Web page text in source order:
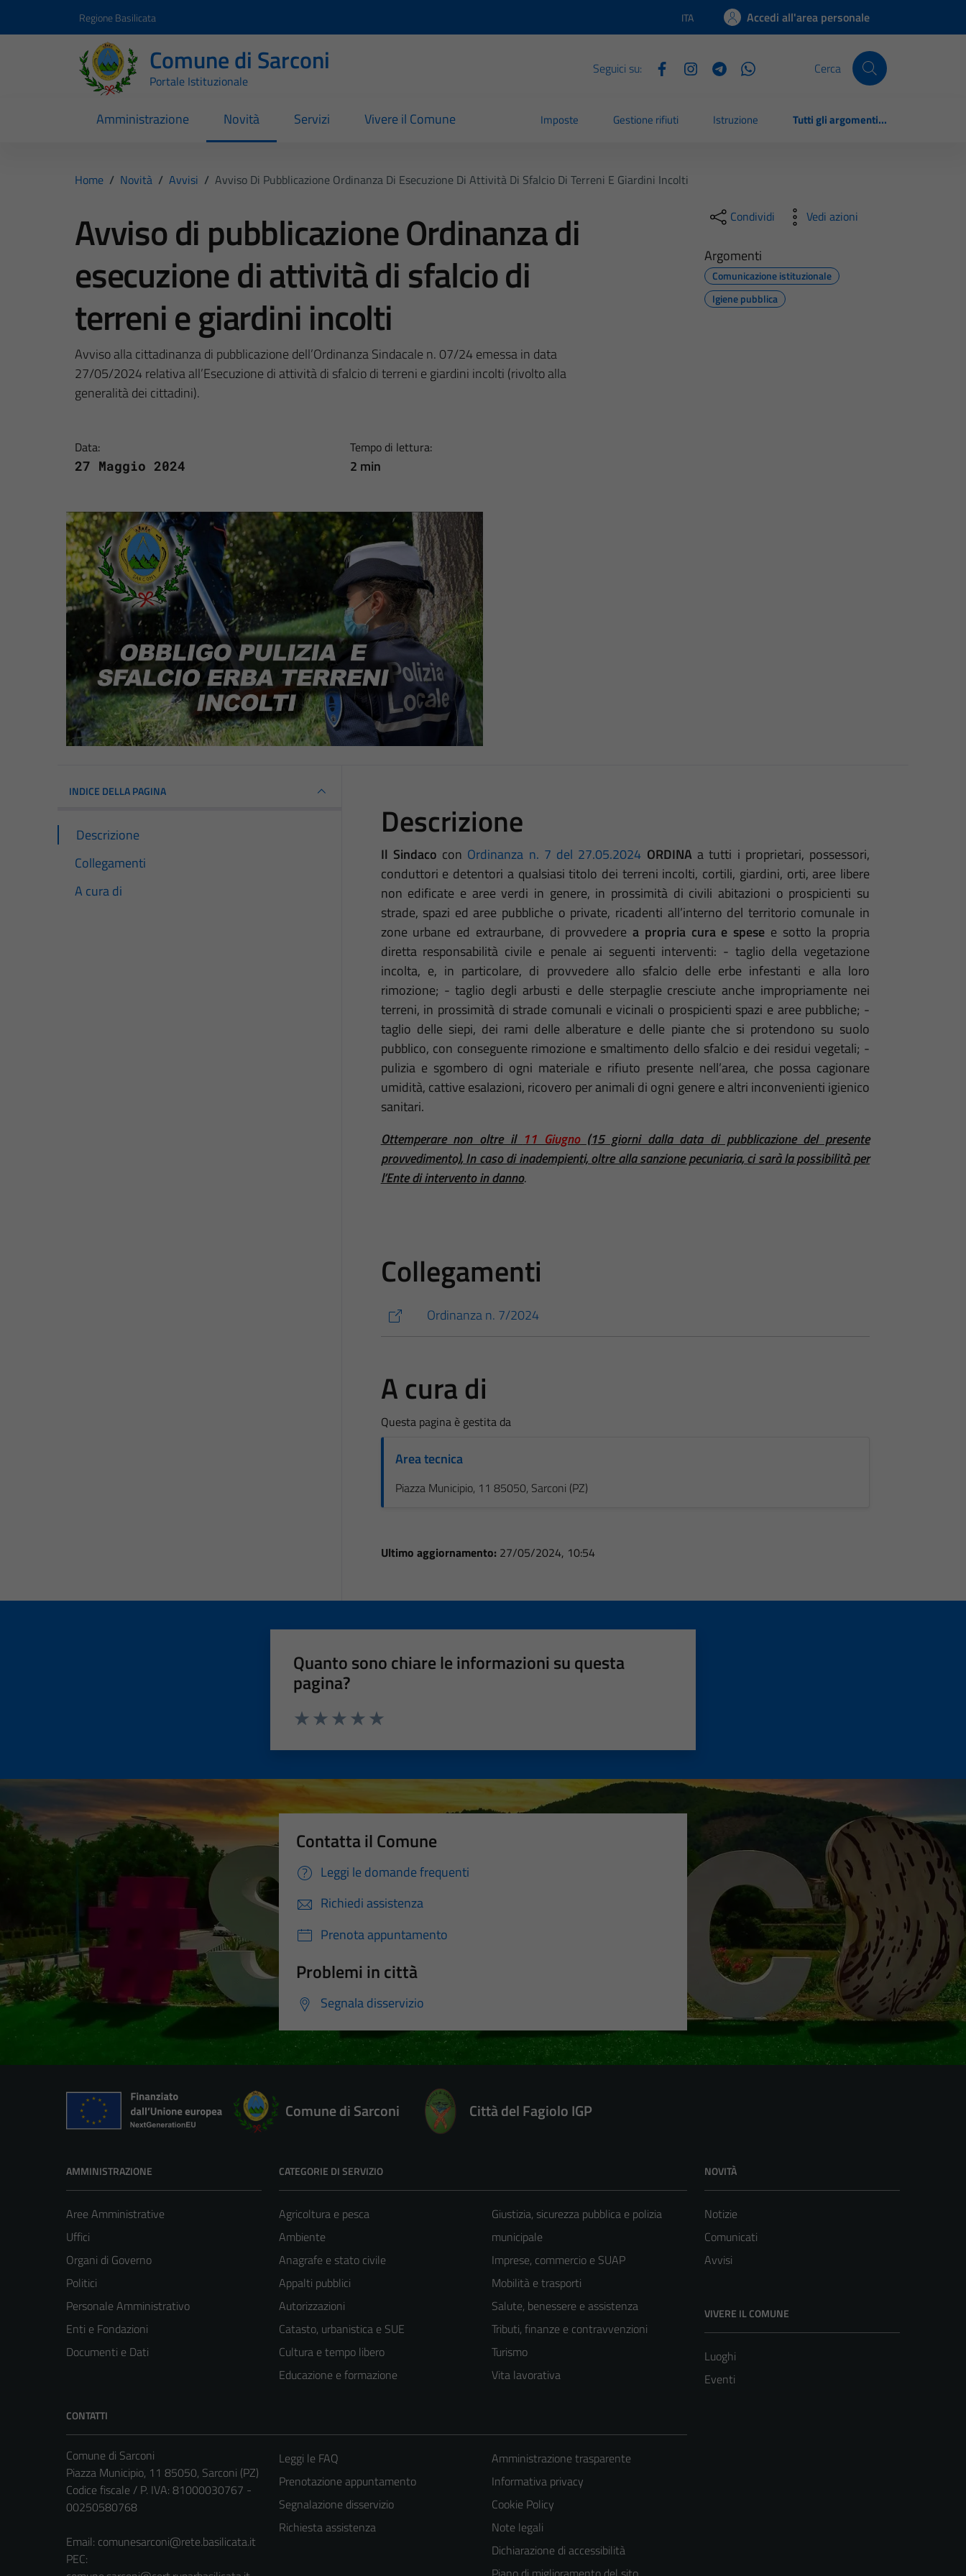
Regione Basilicata Lingua attiva:
ITA Accedi all'area personale
Comune di Sarconi
Portale Istituzionale
Seguici su: Cerca
Amministrazione Novità Servizi Vivere il Comune Imposte Gestione rifiuti Istruzione Tutti gli argomenti...
Home / Novità / Avvisi / Avviso Di Pubblicazione Ordinanza Di Esecuzione Di Attività Di Sfalcio Di Terreni E Giardini Incolti
Avviso di pubblicazione Ordinanza di
esecuzione di attività di sfalcio di
terreni e giardini incolti
Avviso alla cittadinanza di pubblicazione dell’Ordinanza Sindacale n. 07/24 emessa in data
27/05/2024 relativa all’Esecuzione di attività di sfalcio di terreni e giardini incolti (rivolto alla
generalità dei cittadini).
Data:
27 Maggio 2024
Tempo di lettura:
2 min
Condividi Vedi azioni
Argomenti
Comunicazione istituzionale
Igiene pubblica
INDICE DELLA PAGINA
Descrizione
Collegamenti
A cura di
Descrizione
Il Sindaco con Ordinanza n. 7 del 27.05.2024 ORDINAa tutti i proprietari, possessori,
conduttori e detentori a qualsiasi titolo dei terreni incolti, cortili, giardini, orti, aree libere
non edificate e aree verdi in genere, in prossimità di civili abitazioni o prospicienti su
strade, spazi ed aree pubbliche o private, ricadenti all’interno del territorio comunale in
zone urbane ed extraurbane, di provvederea propria cura e spese e sotto la propria
diretta responsabilità civile e penale ai seguenti interventi: - taglio della vegetazione
incolta, e, in particolare, di provvedere allo sfalcio delle erbe infestanti e alla loro
rimozione; - taglio degli arbusti e delle sterpaglie cresciute anche impropriamente nei
terreni, in prossimità di strade comunali e vicinali o prospicienti spazi e aree pubbliche; -
taglio delle siepi, dei rami delle alberature e delle piante che si protendono su suolo
pubblico, con conseguente rimozione e smaltimento dello sfalcio e dei residui vegetali; -
pulizia e sgombero di ogni materiale e rifiuto presente nell’area, che possa cagionare
umidità, cattive esalazioni, ricovero per animali di ogni genere e altri inconvenienti igienico
sanitari.
Ottemperare non oltre il 11 Giugno(15 giorni dalla data di pubblicazione del presente
provvedimento), In caso di inadempienti, oltre alla sanzione pecuniaria, ci sarà la possibilità per
l’Ente di intervento in danno.
Collegamenti
Ordinanza n. 7/2024
A cura di
Questa pagina è gestita da
Area tecnica
Piazza Municipio, 11 85050, Sarconi (PZ)
Ultimo aggiornamento: 27/05/2024, 10:54
Quanto sono chiare le informazioni su questa
pagina?
Contatta il Comune
Leggi le domande frequenti
Richiedi assistenza
Prenota appuntamento
Problemi in città
Segnala disservizio
Comune di Sarconi Città del Fagiolo IGP
AMMINISTRAZIONE
Aree Amministrative
Uffici
Organi di Governo
Politici
Personale Amministrativo
Enti e Fondazioni
Documenti e Dati
CATEGORIE DI SERVIZIO
Agricoltura e pesca
Ambiente
Anagrafe e stato civile
Appalti pubblici
Autorizzazioni
Catasto, urbanistica e SUE
Cultura e tempo libero
Educazione e formazione
Giustizia, sicurezza pubblica e polizia
municipale
Imprese, commercio e SUAP
Mobilità e trasporti
Salute, benessere e assistenza
Tributi, finanze e contravvenzioni
Turismo
Vita lavorativa
NOVITÀ
Notizie
Comunicati
Avvisi
VIVERE IL COMUNE
Luoghi
Eventi
CONTATTI
Comune di Sarconi
Piazza Municipio, 11 85050, Sarconi (PZ)
Codice fiscale / P. IVA: 81000030767 -
00250580768
Email: comunesarconi@rete.basilicata.it
PEC:
Leggi le FAQ
Prenotazione appuntamento
Segnalazione disservizio
Richiesta assistenza
Amministrazione trasparente
Informativa privacy
Cookie Policy
Note legali
Dichiarazione di accessibilità
Questi cookie
sono necessari